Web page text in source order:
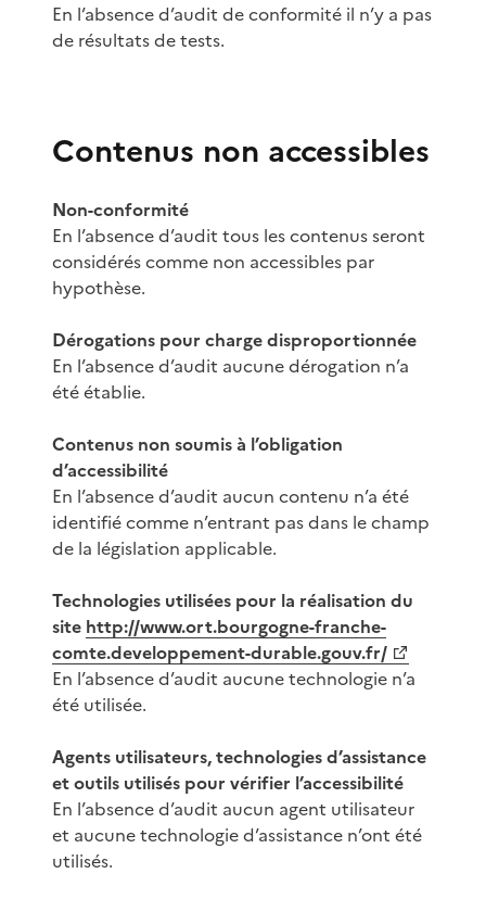
En l’absence d’audit de conformité il n’y a pas
de résultats de tests.
Contenus non accessibles
Non-conformité
En l’absence d’audit tous les contenus seront
considérés comme non accessibles par
hypothèse.
Dérogations pour charge disproportionnée
En l’absence d’audit aucune dérogation n’a
été établie.
Contenus non soumis à l’obligation
d’accessibilité
En l’absence d’audit aucun contenu n’a été
identifié comme n’entrant pas dans le champ
de la législation applicable.
Technologies utilisées pour la réalisation du
site http://www.ort.bourgogne-franche-
comte.developpement-durable.gouv.fr/
En l’absence d’audit aucune technologie n’a
été utilisée.
Agents utilisateurs, technologies d’assistance
et outils utilisés pour vérifier l’accessibilité
En l’absence d’audit aucun agent utilisateur
et aucune technologie d’assistance n’ont été
utilisés.